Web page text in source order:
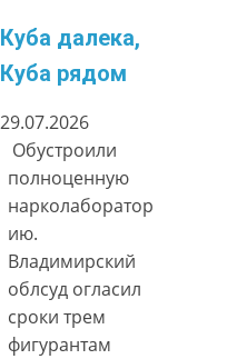
Куба далека,
Куба рядом
29.07.2026
Обустроили
полноценную
нарколаборатор
ию.
Владимирский
облсуд огласил
сроки трем
фигурантам